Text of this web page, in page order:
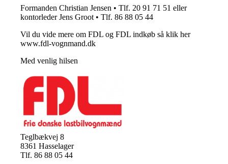
Formanden Christian Jensen • Tlf. 20 91 71 51 eller
kontorleder Jens Groot • Tlf. 86 88 05 44
Vil du vide mere om FDL og FDL indkøb så klik her
www.fdl-vognmand.dk
Med venlig hilsen
Teglbækvej 8
8361 Hasselager
Tlf. 86 88 05 44